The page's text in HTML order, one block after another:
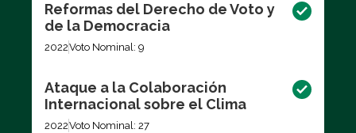
Reformas del Derecho de Voto y
de la Democracia
2022Voto Nominal: 9
Ataque a la Colaboración
Internacional sobre el Clima
2022Voto Nominal: 27